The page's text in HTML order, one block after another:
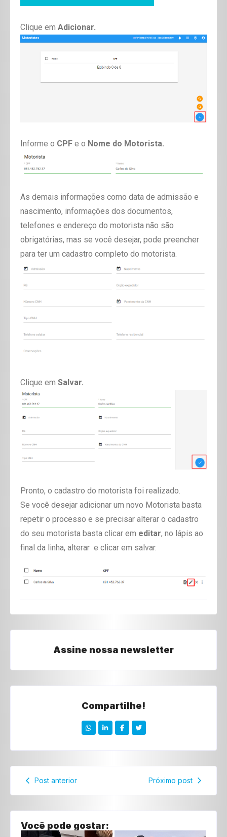
Clique em Adicionar.
Informe o CPF e o Nome do Motorista.
As demais informações como data de admissão e
nascimento, informações dos documentos,
telefones e endereço do motorista não são
obrigatórias, mas se você desejar, pode preencher
para ter um cadastro completo do motorista.
Clique em Salvar.
Pronto, o cadastro do motorista foi realizado.
Se você desejar adicionar um novo Motorista basta
repetir o processo e se precisar alterar o cadastro
do seu motorista basta clicar em editar, no lápis ao
final da linha, alterar e clicar em salvar.
Assine nossa newsletter
Compartilhe!
Post anterior Próximo post
Você pode gostar: